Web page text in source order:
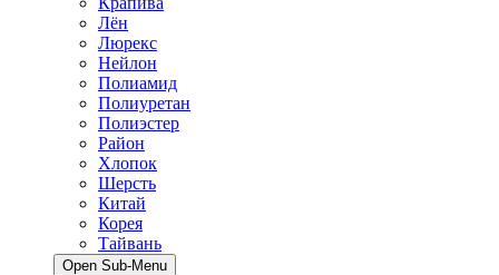
Лён
Люрекс
Нейлон
Полиамид
Полиуретан
Полиэстер
Район
Хлопок
Шерсть
Китай
Корея
Тайвань
Open Sub-Menu